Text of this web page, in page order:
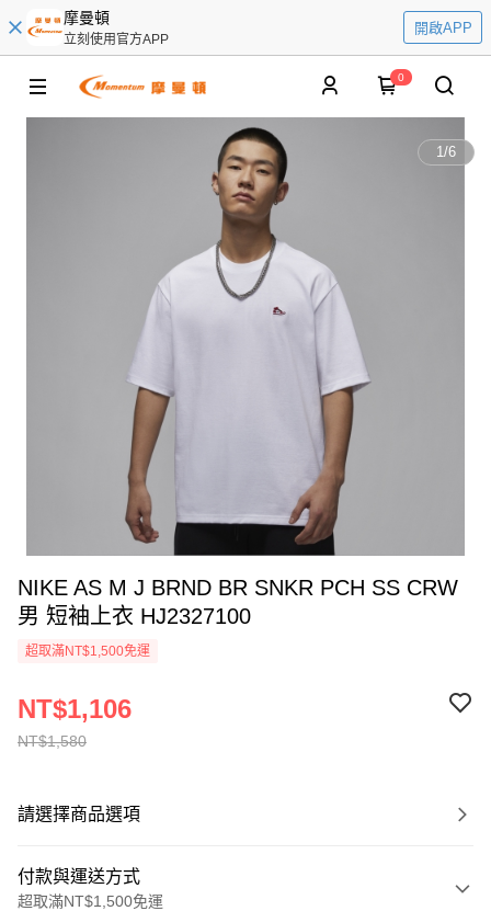
摩曼頓
立刻使用官方APP
開啟APP
0
1/6
NIKE AS M J BRND BR SNKR PCH SS CRW
男 短袖上衣 HJ2327100
超取滿NT$1,500免運
NT$1,580
NT$1,106
請選擇商品選項
付款與運送方式
超取滿NT$1,500免運